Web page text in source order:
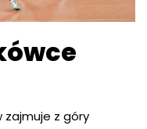
zajmuje z góry